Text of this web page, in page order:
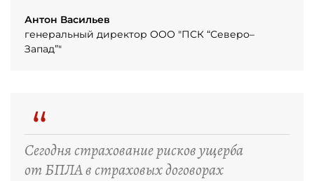
Антон Васильев
генеральный директор ООО "ПСК “Северо–
Запад”"
“
Сегодня страхование рисков ущерба
от БПЛА в страховых договорах